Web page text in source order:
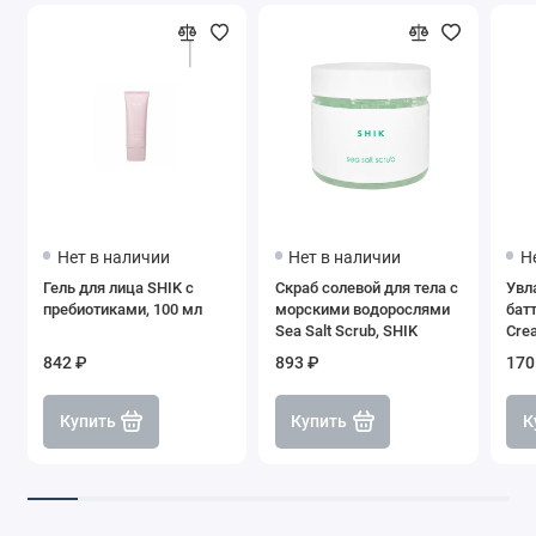
Нет в наличии
Гель для лица SHIK с
пребиотиками, 100 мл
842 ₽
Купить
Нет в наличии
Скраб солевой для тела с
морскими водорослями
Sea Salt Scrub, SHIK
893 ₽
Купить